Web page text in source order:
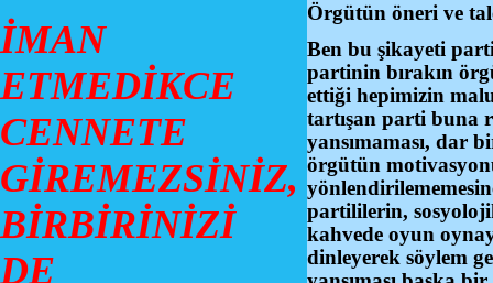
İMAN
ETMEDİKCE
CENNETE
GİREMEZSİNİZ,
BİRBİRİNİZİ
DE
Örgütün öneri ve
Ben bu şikayeti
partinin bırakın
ettiği hepimizin
tartışan parti buna
yansımaması, dar
örgütün
partililerin,
kahvede oyun
dinleyerek söylem